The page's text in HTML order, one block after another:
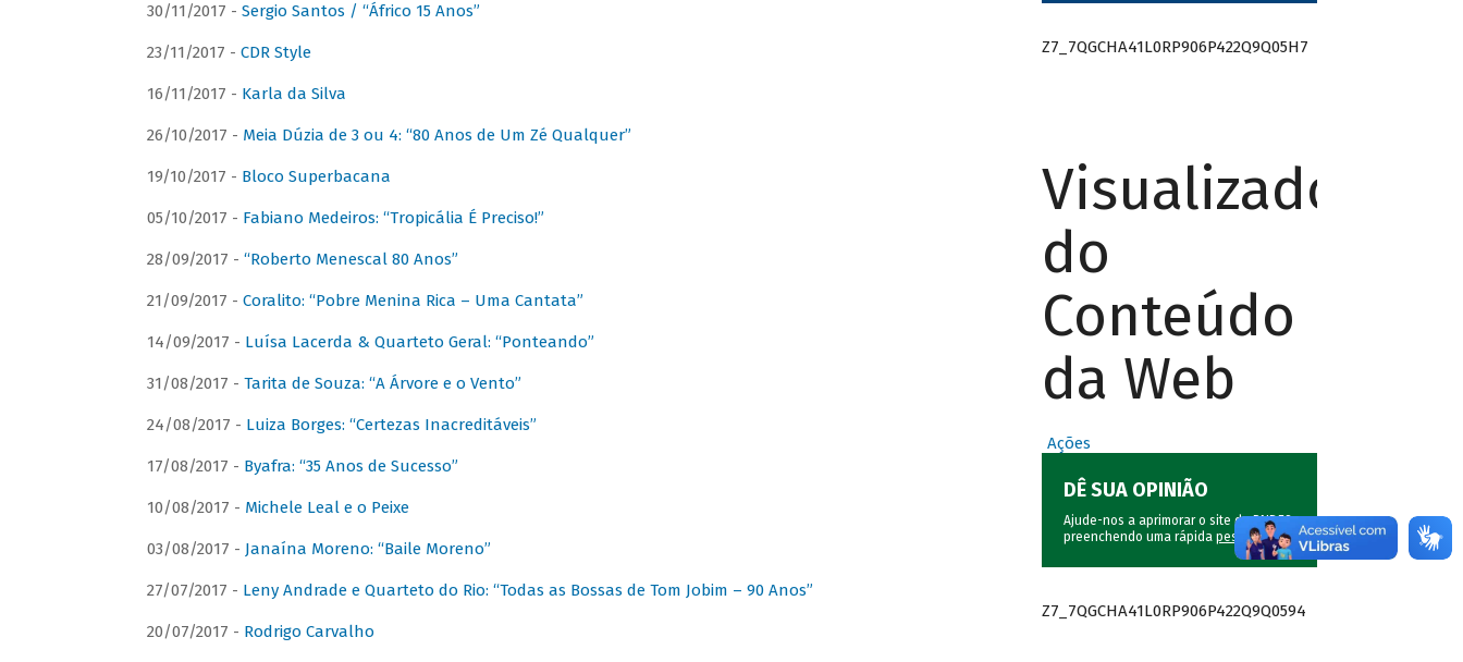
30/11/2017 - Sergio Santos / “Áfrico 15 Anos”
23/11/2017 - CDR Style
16/11/2017 - Karla da Silva
26/10/2017 - Meia Dúzia de 3 ou 4: “80 Anos de Um Zé Qualquer”
19/10/2017 - Bloco Superbacana
05/10/2017 - Fabiano Medeiros: “Tropicália É Preciso!”
28/09/2017 - “Roberto Menescal 80 Anos”
21/09/2017 - Coralito: “Pobre Menina Rica – Uma Cantata”
14/09/2017 - Luísa Lacerda & Quarteto Geral: “Ponteando”
31/08/2017 - Tarita de Souza: “A Árvore e o Vento”
24/08/2017 - Luiza Borges: “Certezas Inacreditáveis”
17/08/2017 - Byafra: “35 Anos de Sucesso”
10/08/2017 - Michele Leal e o Peixe
03/08/2017 - Janaína Moreno: “Baile Moreno”
27/07/2017 - Leny Andrade e Quarteto do Rio: “Todas as Bossas de Tom Jobim – 90 Anos”
20/07/2017 - Rodrigo Carvalho
Z7_7QGCHA41L0RP906P422Q9Q05H7
Visualizador
do
Conteúdo
da Web
Ações
DÊ SUA OPINIÃO
Ajude-nos a aprimorar o site do BNDES
preenchendo uma rápida pesquisa.
Z7_7QGCHA41L0RP906P422Q9Q0594